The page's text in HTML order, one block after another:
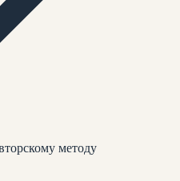
методу